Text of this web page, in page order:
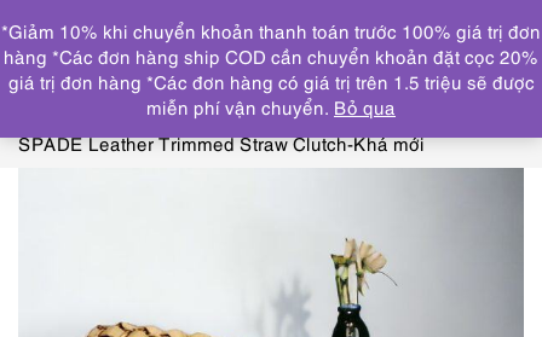
DANH MỤC
Trang chủ TÚI XÁCH
ADIDAS, MARIE CLAIRE, WAKO,
KITAMURA, KATE SPADE
4239-Ví cầm tay-KATE
SPADE Leather Trimmed Straw Clutch-Khá mới
*Giảm 10% khi chuyển khoản thanh toán trước 100% giá trị đơn
hàng *Các đơn hàng ship COD cần chuyển khoản đặt cọc 20%
giá trị đơn hàng *Các đơn hàng có giá trị trên 1.5 triệu sẽ được
miễn phí vận chuyển. Bỏ qua